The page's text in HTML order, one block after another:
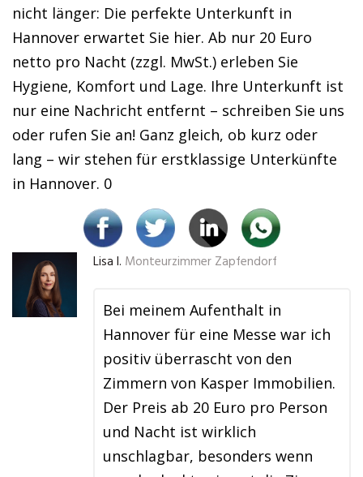
nicht länger: Die perfekte Unterkunft in
Hannover erwartet Sie hier. Ab nur 20 Euro
netto pro Nacht (zzgl. MwSt.) erleben Sie
Hygiene, Komfort und Lage. Ihre Unterkunft ist
nur eine Nachricht entfernt – schreiben Sie uns
oder rufen Sie an! Ganz gleich, ob kurz oder
lang – wir stehen für erstklassige Unterkünfte
in Hannover. 0
Lisa I. Monteurzimmer Zapfendorf
Bei meinem Aufenthalt in
Hannover für eine Messe war ich
positiv überrascht von den
Zimmern von Kasper Immobilien.
Der Preis ab 20 Euro pro Person
und Nacht ist wirklich
unschlagbar, besonders wenn